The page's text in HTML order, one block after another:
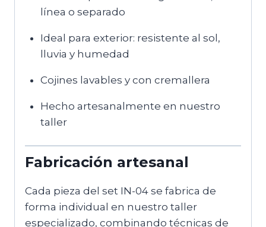
línea o separado
Ideal para exterior: resistente al sol,
lluvia y humedad
Cojines lavables y con cremallera
Hecho artesanalmente en nuestro
taller
Fabricación artesanal
Cada pieza del set IN-04 se fabrica de
forma individual en nuestro taller
especializado, combinando técnicas de